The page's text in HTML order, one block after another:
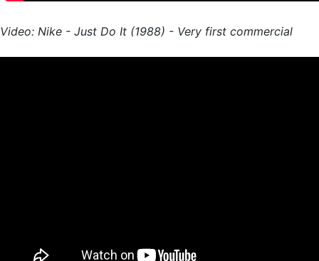
Video: Nike - Just Do It (1988) - Very first commercial